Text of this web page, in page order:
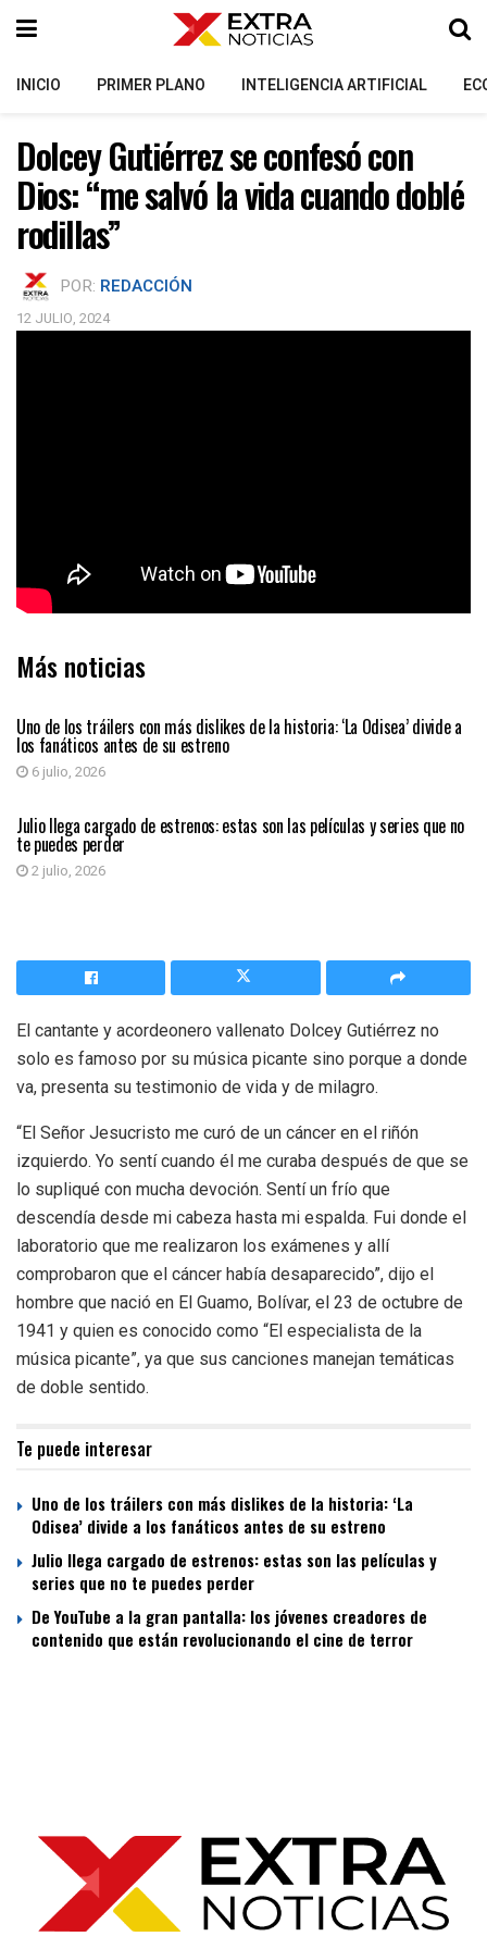
INICIO PRIMER PLANO INTELIGENCIA ARTIFICIAL
Dolcey Gutiérrez se confesó con
Dios: “me salvó la vida cuando doblé
rodillas”
POR: REDACCIÓN
12 JULIO, 2024
Más noticias
Uno de los tráilers con más dislikes de la historia: ‘La Odisea’ divide a
los fanáticos antes de su estreno
6 julio, 2026
ENTRETENIMIENTO
Julio llega cargado de estrenos: estas son las películas y series que no
te puedes perder
2 julio, 2026
El cantante y acordeonero vallenato Dolcey Gutiérrez no
solo es famoso por su música picante sino porque a donde
va, presenta su testimonio de vida y de milagro.
“El Señor Jesucristo me curó de un cáncer en el riñón
izquierdo. Yo sentí cuando él me curaba después de que se
lo supliqué con mucha devoción. Sentí un frío que
descendía desde mi cabeza hasta mi espalda. Fui donde el
laboratorio que me realizaron los exámenes y allí
comprobaron que el cáncer había desaparecido”, dijo el
hombre que nació en El Guamo, Bolívar, el 23 de octubre de
1941 y quien es conocido como “El especialista de la
música picante”, ya que sus canciones manejan temáticas
de doble sentido.
Te puede interesar
Uno de los tráilers con más dislikes de la historia: ‘La
Odisea’ divide a los fanáticos antes de su estreno
Julio llega cargado de estrenos: estas son las películas y
series que no te puedes perder
De YouTube a la gran pantalla: los jóvenes creadores de
contenido que están revolucionando el cine de terror